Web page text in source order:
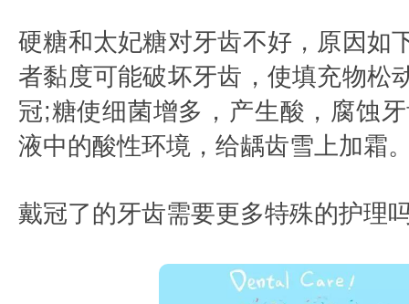
硬糖和太妃糖对牙齿不好，原因如
者黏度可能破坏牙齿，使填充物松
冠;糖使细菌增多，产生酸，腐蚀
液中的酸性环境，给龋齿雪上加霜
戴冠了的牙齿需要更多特殊的护理